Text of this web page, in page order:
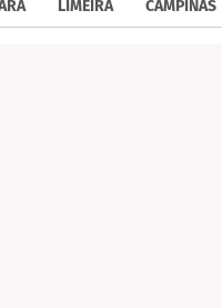
LIMEIRA CAMPINAS